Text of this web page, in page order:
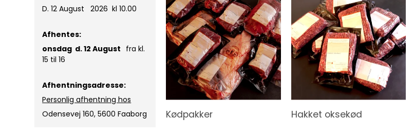
D. 12 August 2026 kl 10.00
Afhentes:
onsdag d. 12 August fra kl.
15 til 16
Afhentningsadresse:
Personlig afhentning hos
Odensevej 160, 5600 Faaborg
Kødpakker Hakket oksekød